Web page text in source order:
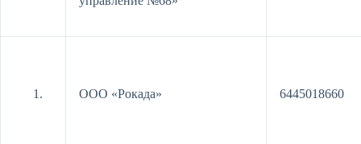
ООО «Рокада» 6445018660